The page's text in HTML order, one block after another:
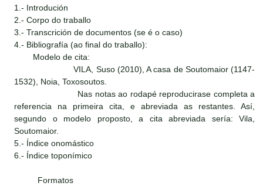
1.- Introdución
2.- Corpo do traballo
3.- Transcrición de documentos (se é o caso)
4.- Bibliografía (ao final do traballo):
Modelo de cita:
VILA, Suso (2010), A casa de Soutomaior (1147-
1532), Noia, Toxosoutos.
Nas notas ao rodapé reproducirase completa a
referencia na primeira cita, e abreviada as restantes. Así,
segundo o modelo proposto, a cita abreviada sería: Vila,
Soutomaior.
5.- Índice onomástico
6.- Índice toponímico
Formatos